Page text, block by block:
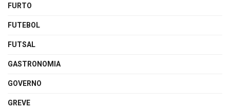
FURTO
FUTEBOL
FUTSAL
GASTRONOMIA
GOVERNO
GREVE